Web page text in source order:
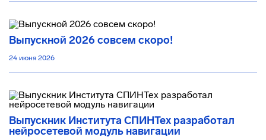
Выпускной 2026 совсем скоро!
24 июня 2026
Выпускник Института СПИНТех разработал
нейросетевой модуль навигации